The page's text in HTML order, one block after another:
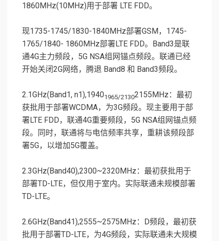
1860MHz(10MHz)用于部署 LTE FDD。
现1735-1745/1830-1840MHz部署GSM，1745-
1765/1840- 1860MHz部署LTE FDD。Band3是联
通4G主力频段，5G NSA组网锚点频段。联通已经
开始关闭2G网络，腾退 Band8 和 Band3频段。
2.1GHz(Band1, n1),19401965/21302155MHz：最初
获批用于部署WCDMA，为3G频段。现主要用于部
署LTE FDD，联通4G重要频段，5G NSA组网锚点频
段。同时，联通将与电信频率共享，重耕该频段部
署5G，以增加5G覆盖。
2.3GHz(Band40),2300~2320MHz：最初获批用于
部署TD-LTE，但仅用于室内。实际联通未规模部署
TD-LTE。
2.6GHz(Band41),2555~2575MHz：D频段，最初获
批用于部署TD-LTE，为4G频段，实际联通未大规模